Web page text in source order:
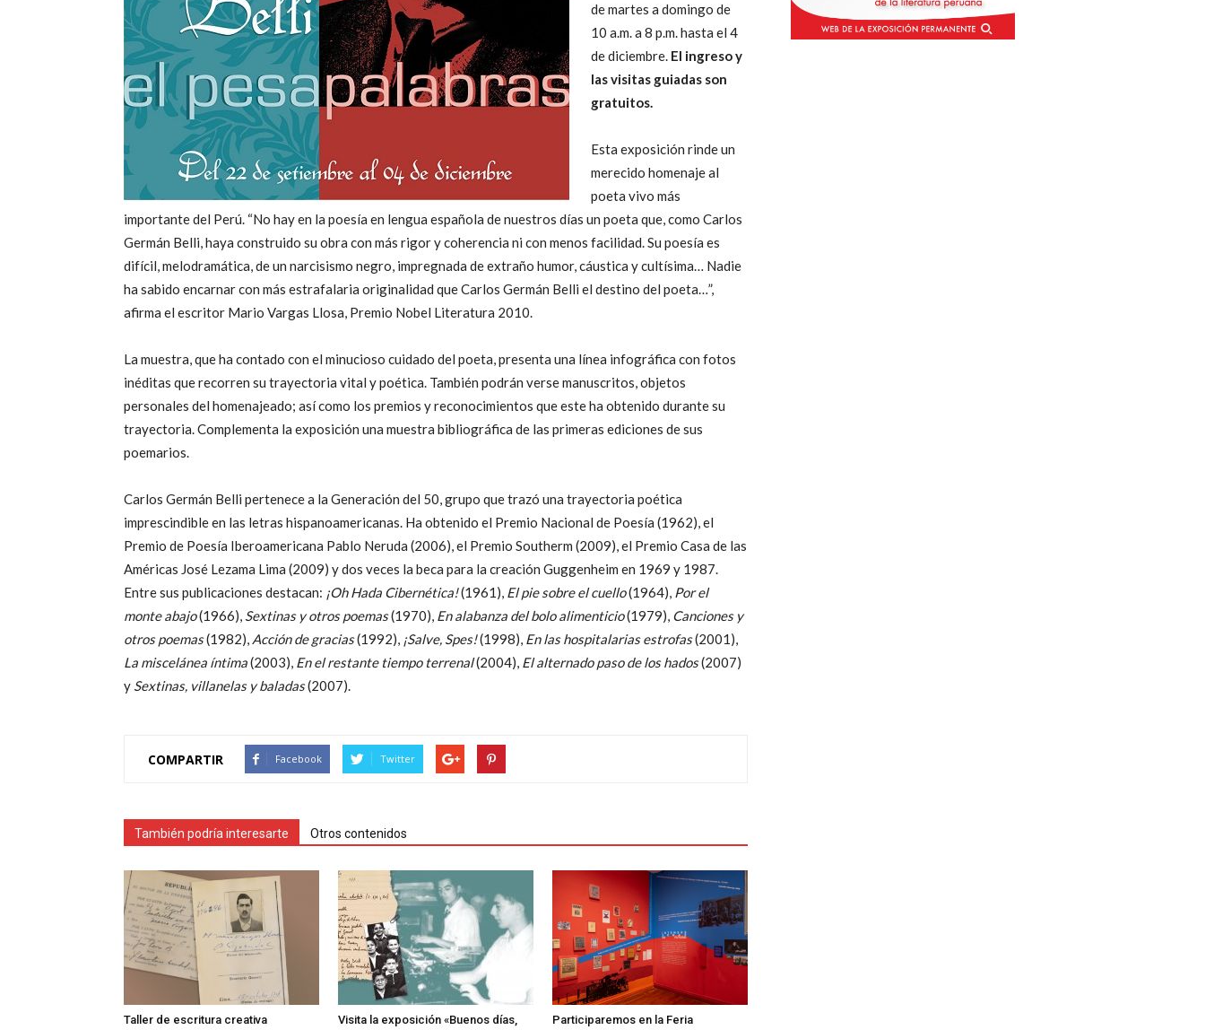
de martes a domingo de
10 a.m. a 8 p.m. hasta el 4
de diciembre. El ingreso y
las visitas guiadas son
gratuitos.
Esta exposición rinde un
merecido homenaje al
poeta vivo más
importante del Perú. “No hay en la poesía en lengua española de nuestros días un poeta que, como Carlos
Germán Belli, haya construido su obra con más rigor y coherencia ni con menos facilidad. Su poesía es
difícil, melodramática, de un narcisismo negro, impregnada de extraño humor, cáustica y cultísima… Nadie
ha sabido encarnar con más estrafalaria originalidad que Carlos Germán Belli el destino del poeta…”,
afirma el escritor Mario Vargas Llosa, Premio Nobel Literatura 2010.
La muestra, que ha contado con el minucioso cuidado del poeta, presenta una línea infográfica con fotos
inéditas que recorren su trayectoria vital y poética. También podrán verse manuscritos, objetos
personales del homenajeado; así como los premios y reconocimientos que este ha obtenido durante su
trayectoria. Complementa la exposición una muestra bibliográfica de las primeras ediciones de sus
poemarios.
Carlos Germán Belli pertenece a la Generación del 50, grupo que trazó una trayectoria poética
imprescindible en las letras hispanoamericanas. Ha obtenido el Premio Nacional de Poesía (1962), el
Premio de Poesía Iberoamericana Pablo Neruda (2006), el Premio Southerm (2009), el Premio Casa de las
Américas José Lezama Lima (2009) y dos veces la beca para la creación Guggenheim en 1969 y 1987.
Entre sus publicaciones destacan: ¡Oh Hada Cibernética!(1961), El pie sobre el cuello(1964), Por el
monte abajo(1966), Sextinas y otros poemas(1970), En alabanza del bolo alimenticio(1979), Canciones y
otros poemas(1982), Acción de gracias(1992), ¡Salve, Spes!(1998), En las hospitalarias estrofas(2001),
La miscelánea íntima(2003), En el restante tiempo terrenal(2004), El alternado paso de los hados(2007)
y Sextinas, villanelas y baladas(2007).
COMPARTIR Facebook Twitter
También podría interesarte Otros contenidos
Taller de escritura creativa
Visita la exposición «Buenos días,
Participaremos en la Feria